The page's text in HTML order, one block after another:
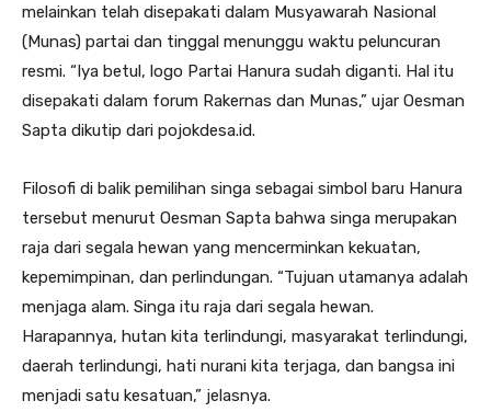
melainkan telah disepakati dalam Musyawarah Nasional
(Munas) partai dan tinggal menunggu waktu peluncuran
resmi. “Iya betul, logo Partai Hanura sudah diganti. Hal itu
disepakati dalam forum Rakernas dan Munas,” ujar Oesman
Sapta dikutip dari pojokdesa.id.
Filosofi di balik pemilihan singa sebagai simbol baru Hanura
tersebut menurut Oesman Sapta bahwa singa merupakan
raja dari segala hewan yang mencerminkan kekuatan,
kepemimpinan, dan perlindungan. “Tujuan utamanya adalah
menjaga alam. Singa itu raja dari segala hewan.
Harapannya, hutan kita terlindungi, masyarakat terlindungi,
daerah terlindungi, hati nurani kita terjaga, dan bangsa ini
menjadi satu kesatuan,” jelasnya.